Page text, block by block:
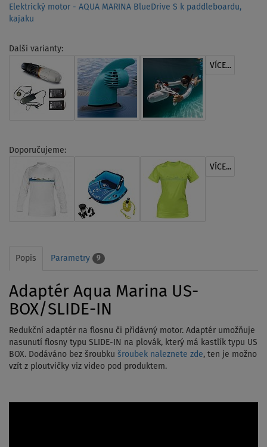
Elektrický motor - AQUA MARINA BlueDrive S k paddleboardu,
kajaku
Další varianty:
VÍCE...
Doporučujeme:
VÍCE...
Popis Parametry 9
Adaptér Aqua Marina US-
BOX/SLIDE-IN
Redukční adaptér na flosnu či přidávný motor. Adaptér umožňuje
nasunutí flosny typu SLIDE-IN na plovák, který má kastlík typu US
BOX. Dodáváno bez šroubku šroubek naleznete zde, ten je možno
vzít z ploutvičky viz video pod produktem.